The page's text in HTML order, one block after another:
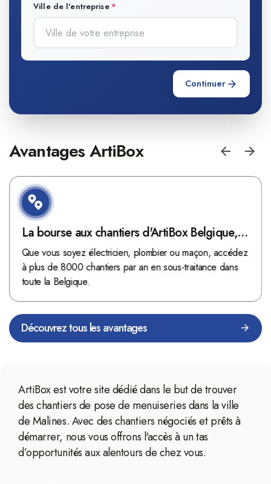
Ville de l'entreprise
Continuer
Avantages ArtiBox
La bourse aux chantiers d'ArtiBox Belgique,
véritable mine d'or !
Que vous soyez électricien, plombier ou maçon, accédez
à plus de 8000 chantiers par an en sous-traitance dans
toute la Belgique.
Découvrez tous les avantages
ArtiBox est votre site dédié dans le but de trouver
des chantiers de pose de menuiseries dans la ville
de Malines. Avec des chantiers négociés et prêts à
démarrer, nous vous offrons l'accès à un tas
d’opportunités aux alentours de chez vous.